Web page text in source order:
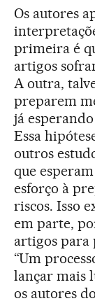
Os autores
primeira é
artigos
A outra,
preparem
já
Essa
outros
que
esforço à
riscos. Isso
em parte,
artigos para
“Um
lançar mais
os autores